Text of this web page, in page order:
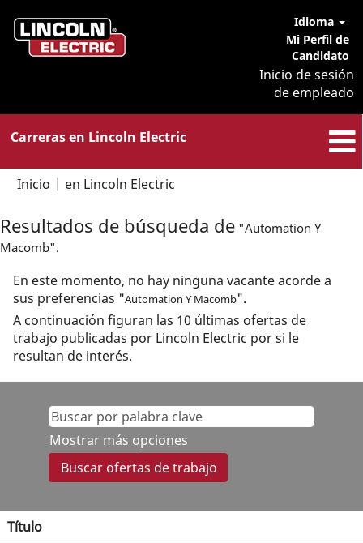
Idioma
Mi Perfil de
Candidato
Inicio de sesión
de empleado
Carreras en Lincoln Electric
Inicio | en Lincoln Electric
Resultados de búsqueda de "Automation Y
Macomb".
En este momento, no hay ninguna vacante acorde a
sus preferencias "Automation Y Macomb".
A continuación figuran las 10 últimas ofertas de
trabajo publicadas por Lincoln Electric por si le
resultan de interés.
Mostrar más opciones
Título